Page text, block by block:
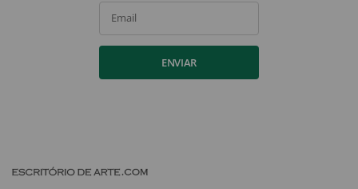
Email
ENVIAR